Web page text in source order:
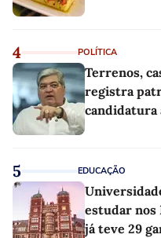
4 POLÍTICA
Terrenos,
registra
candidatura
5 EDUCAÇÃO
estudar nos
já teve 29